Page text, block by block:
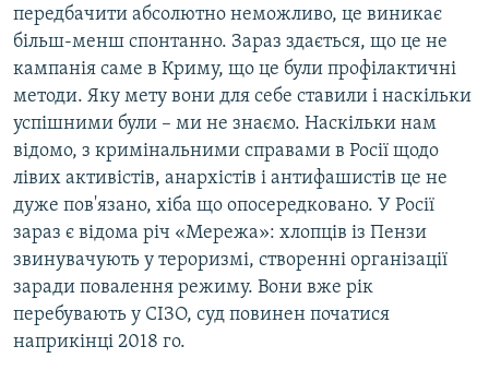
передбачити абсолютно неможливо, це виникає
більш-менш спонтанно. Зараз здається, що це не
кампанія саме в Криму, що це були профілактичні
методи. Яку мету вони для себе ставили і наскільки
успішними були – ми не знаємо. Наскільки нам
відомо, з кримінальними справами в Росії щодо
лівих активістів, анархістів і антифашистів це не
дуже пов'язано, хіба що опосередковано. У Росії
зараз є відома річ «Мережа»: хлопців із Пензи
звинувачують у тероризмі, створенні організації
заради повалення режиму. Вони вже рік
перебувають у СІЗО, суд повинен початися
наприкінці 2018 го.